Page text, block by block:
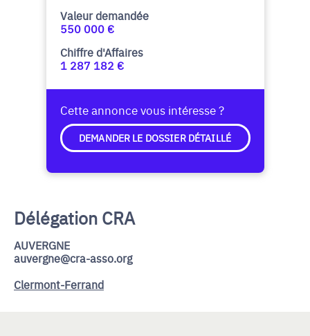
Valeur demandée
550 000 €
Chiffre d'Affaires
1 287 182 €
Cette annonce vous intéresse ?
DEMANDER LE DOSSIER DÉTAILLÉ
Délégation CRA
AUVERGNE
auvergne@cra-asso.org
Clermont-Ferrand